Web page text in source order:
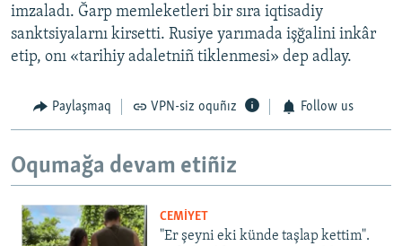
imzaladı. Ğarp memleketleri bir sıra iqtisadiy
sanktsiyalarnı kirsetti. Rusiye yarımada işğalini inkâr
etip, onı «tarihiy adaletniñ tiklenmesi» dep adlay.
Paylaşmaq VPN-siz oquñız Follow us
Oqumağa devam etiñiz
CEMİYET
"Er şeyni eki künde taşlap kettim".